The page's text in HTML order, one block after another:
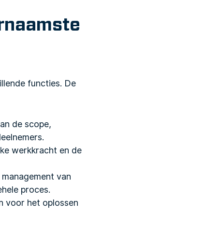
functies. De
de scope,
werkkracht en de
van
proces.
voor het oplossen